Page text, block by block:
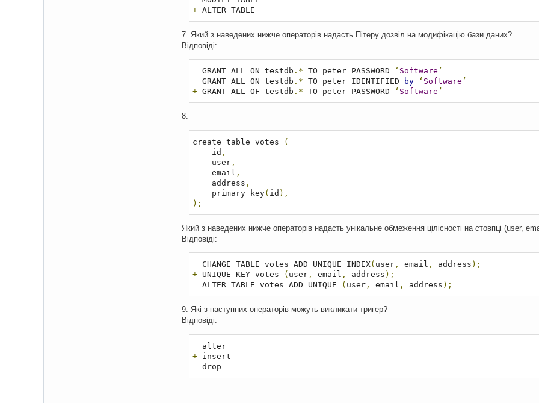
+ ALTER TABLE
7. Який з наведених нижче операторів надасть Пітеру дозвіл на модифікацію бази даних?
Відповіді:
  GRANT ALL ON testdb
.* TO peter PASSWORD ‘ Software ’
  GRANT ALL ON testdb
.* TO peter IDENTIFIED by ‘ Software ’
+ GRANT ALL OF testdb .* TO peter PASSWORD ‘ Software ’
8.
create table votes
(
    id
,
    user
,
    email
,
    address
,
    primary key
( id ),
);
Який з наведених нижче операторів надасть унікальне обмеження цілісності на стовпці (user,
Відповіді:
  CHANGE TABLE votes ADD UNIQUE INDEX
( user, email , address );
+ UNIQUE KEY votes ( user, email , address );
  ALTER TABLE votes ADD UNIQUE
( user, email , address );
9. Які з наступних операторів можуть викликати тригер?
Відповіді:
  alter
+ insert
  drop